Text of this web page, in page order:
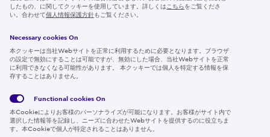
IR情報
採用情報
Global
サイト
したもの、に関してクッキーを使用しています。詳しくは こちらをご覧くださ
い。合わせて個人情報保護方針もご覧ください。
Necessary cookies On
本クッキーは当社Webサイトを正常に利用するために必要となります。ブラウザ
の設定で無効にすることは可能ですが、無効にした場合、当社Webサイトを正常
に利用できなくなる可能性があります。 本クッキーでは個人を特定する情報を保
存することはありません。
Functional cookies On
本Cookieによりお客様のパーソナライズが可能になります。お客様がサイト内で
選択した情報等を記録し、ニーズに合わせたWebサイトを提供するのに役立ちま
す。本Cookieで個人が特定されることはありません。